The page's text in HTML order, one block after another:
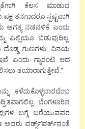
ಕೆಲಸ ಮಾಡುವ
ತನಗಾದರೂ ಸ್ಪಷ್ಟವಾಗಿ
ಅಗತ್ಯ ನಡವಳಿಕೆ ಎಂದು
ಎಲ್ಲಿಯೂ ಬಿಡುವುದಿಲ್ಲ.
ದೊಡ್ಡ ಗುಣಗಳು: ವಿನಯ
ಎಂದು ಗ್ಯಾರಂಟಿ ಆದ
ತಯಾರಾಗುತ್ತೇವೆ.”
ಕಳೆದುಕೊಳ್ಳಬಾರದೆಂಬ
ಬೆಂಗಳೂರಿನ
ಬಗ್ಗೆ ಬರೆಯುವವರ
ಅವರು ವರ್ಡ್ಸ್’ವರ್ತ್‍ನಂತೆ